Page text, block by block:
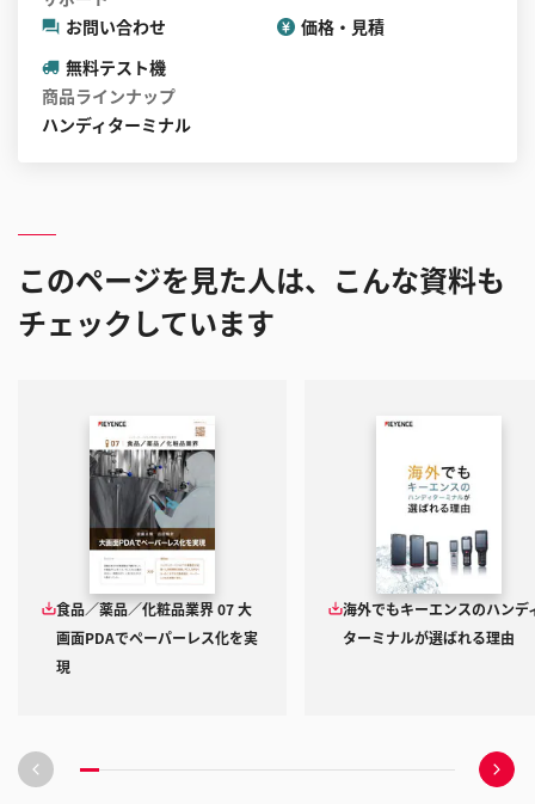
お問い合わせ
価格・見積
無料テスト機
商品ラインナップ
ハンディターミナル
このページを見た人は、こんな資料も
チェックしています
食品／薬品／化粧品業界 07 大
画面PDAでペーパーレス化を実
現
海外でもキーエンスのハンデ
ターミナルが選ばれる理由
前
次